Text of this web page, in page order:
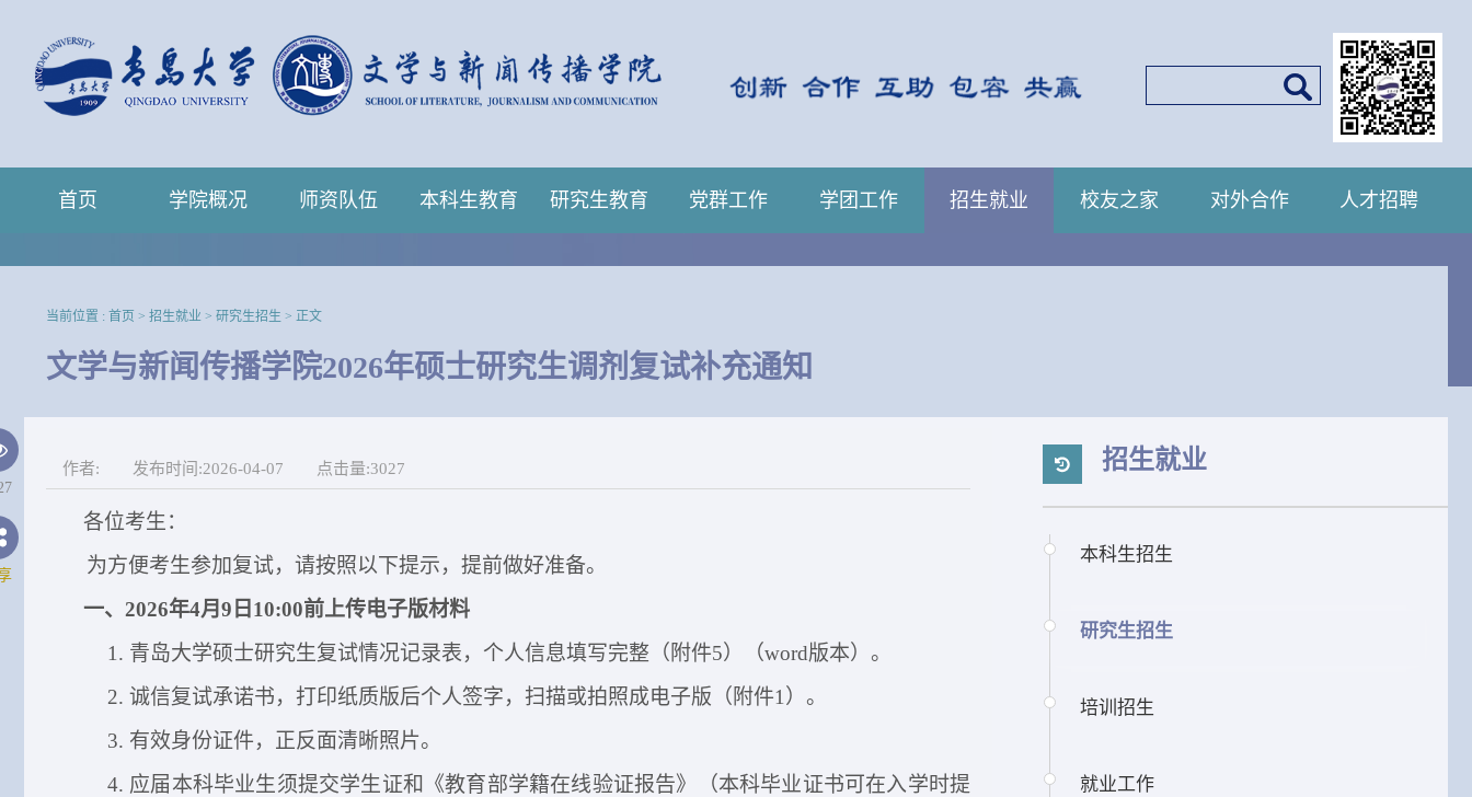
首页 学院概况 师资队伍 本科生教育 研究生教育 党群工作 学团工作 招生就业 校友之家 对外合作 人才招聘
当前位置 : 首页 > 招生就业 > 研究生招生 > 正文
文学与新闻传播学院2026年硕士研究生调剂复试补充通知
作者: 发布时间:2026-04-07 点击量:3027
各位考生：
为方便考生参加复试，请按照以下提示，提前做好准备。
一、 2026年4月 9 日 10:00前上传电子版材料
1. 青岛大学硕士研究生复试情况记录表，个人信息填写完整（附件5） （word版本）。
2. 诚信复试承诺书，打印纸质版后个人签字，扫描或拍照成电子版（附件1 ） 。
3. 有效身份证件，
正反面清晰照片。
4. 应届本科毕业生须提交学生证和《教育部学籍在线验证报告》（本科毕业证书可在入学时提
招生就业
本科生招生
研究生招生
培训招生
就业工作